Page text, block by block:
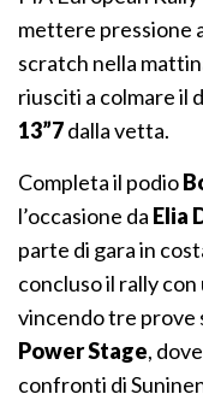
mettere pressione
scratch nella
riusciti a colmare il
13”7dalla vetta.
Completa il podio
l’occasione da Elia
parte di gara in
concluso il rally
vincendo tre prove
Power Stage,
confronti di